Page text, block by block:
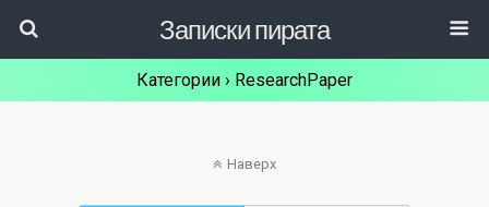
Записки пирата
Категории › ResearchPaper
Наверх